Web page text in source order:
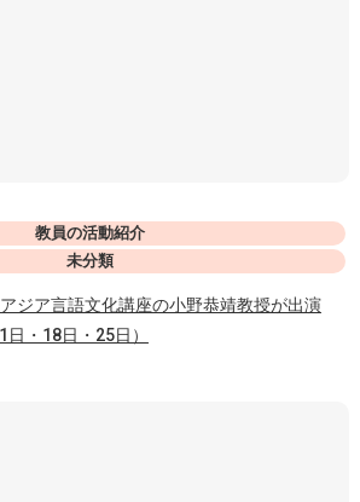
教員の活動紹介
未分類
ジア言語文化講座の小野恭靖教授が出演
日・18日・25日）